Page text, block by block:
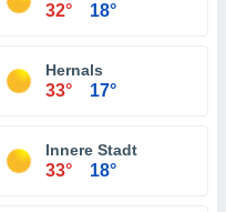
32° 18°
Hernals
33° 17°
Innere Stadt
33° 18°